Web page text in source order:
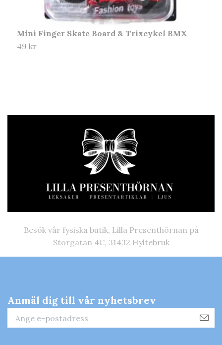
Besök vår fysiska butik, Lilla Presenthörnan på
Storgatan 4C, 31432 Hyltebruk
Mini Finger Skate Board & Trixcykel BMX
49 kr
Anmäl dig till vår nyhetsbrev